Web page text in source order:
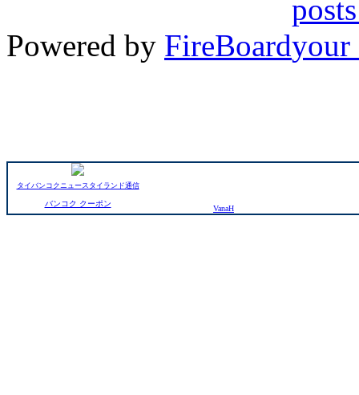
Powered by FireBoard
タイバンコクニュースタイランド通信
バンコク クーポン
VanaH